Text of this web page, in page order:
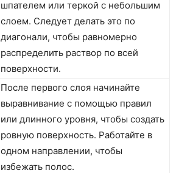
шпателем или теркой с небольшим
слоем. Следует делать это по
диагонали, чтобы равномерно
распределить раствор по всей
поверхности.
После первого слоя начинайте
выравнивание с помощью правил
или длинного уровня, чтобы создать
ровную поверхность. Работайте в
одном направлении, чтобы
избежать полос.